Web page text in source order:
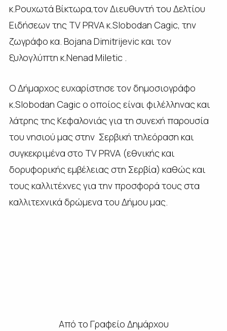
κ.Ρουχωτά Βίκτωρα,τον Διευθυντή του Δελτίου
Ειδήσεων της ΤV PRVA κ.Slobodan Cagic, την
ζωγράφο κα. Bojana Dimitrijevic και τον
ξυλογλύπτη κ.Nenad Μiletic .
Ο Δήμαρχος ευχαρίστησε τον δημοσιογράφο
κ.Slobodan Cagic ο οποίος είναι φιλέλληνας και
λάτρης της Κεφαλονιάς για τη συνεχή παρουσία
του νησιού μας στην Σερβική τηλεόραση και
συγκεκριμένα στο TV PRVA (εθνικής και
δορυφορικής εμβέλειας στη Σερβία) καθώς και
τους καλλιτέχνες για την προσφορά τους στα
καλλιτεχνικά δρώμενα του Δήμου μας.
Aπό το Γραφείο Δημάρχου